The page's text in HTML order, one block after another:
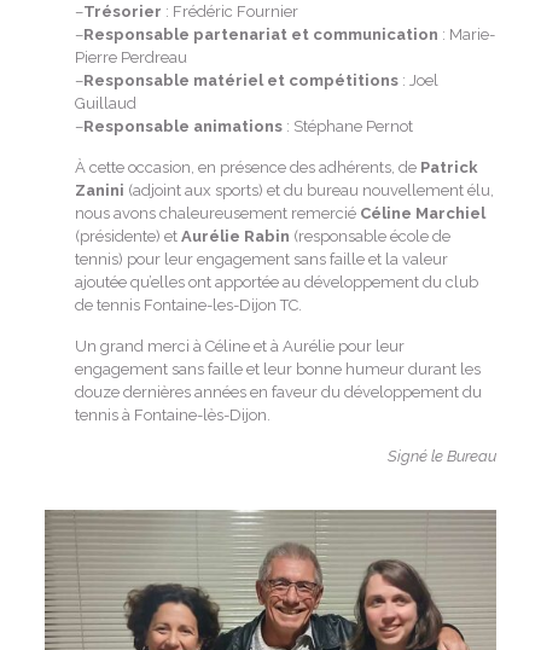
–Trésorier : Frédéric Fournier
–Responsable partenariat et communication : Marie-
Pierre Perdreau
–Responsable matériel et compétitions: Joel
Guillaud
–Responsable animations: Stéphane Pernot
À cette occasion, en présence des adhérents, de Patrick
Zanini (adjoint aux sports) et du bureau nouvellement élu,
nous avons chaleureusement remercié Céline Marchiel
(présidente) et Aurélie Rabin (responsable école de
tennis) pour leur engagement sans faille et la valeur
ajoutée qu’elles ont apportée au développement du club
de tennis Fontaine-les-Dijon TC.
Un grand merci à Céline et à Aurélie pour leur
engagement sans faille et leur bonne humeur durant les
douze dernières années en faveur du développement du
tennis à Fontaine-lès-Dijon.
Signé le Bureau